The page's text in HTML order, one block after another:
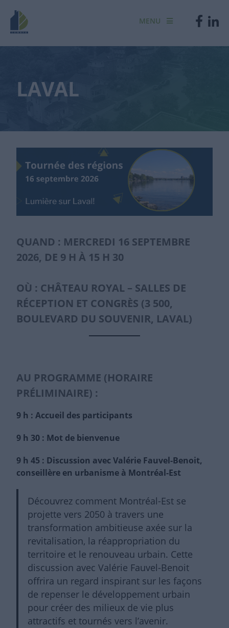
MENU
LAVAL
QUAND : MERCREDI 16 SEPTEMBRE
2026, DE 9 H À 15 H 30
OÙ : CHÂTEAU ROYAL – SALLES DE
RÉCEPTION ET CONGRÈS (3 500,
BOULEVARD DU SOUVENIR, LAVAL)
AU PROGRAMME (HORAIRE
PRÉLIMINAIRE) :
9 h : Accueil des participants
9 h 30 : Mot de bienvenue
9 h 45 : Discussion avec Valérie Fauvel-Benoit,
conseillère en urbanisme à Montréal-Est
Découvrez comment Montréal-Est se
projette vers 2050 à travers une
transformation ambitieuse axée sur la
revitalisation, la réappropriation du
territoire et le renouveau urbain. Cette
discussion avec Valérie Fauvel-Benoit
offrira un regard inspirant sur les façons
de repenser le développement urbain
pour créer des milieux de vie plus
attractifs et tournés vers l’avenir.